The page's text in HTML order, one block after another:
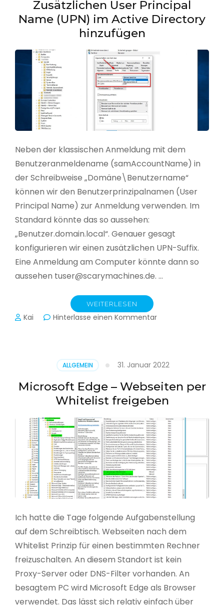
Zusätzlichen User Principal
Name (UPN) im Active Directory
hinzufügen
Neben der klassischen Anmeldung mit dem
Benutzeranmeldename (samAccountName) in
der Schreibweise „Domäne\Benutzername“
können wir den Benutzerprinzipalnamen (User
Principal Name) zur Anmeldung verwenden. Im
Standard könnte das so aussehen:
„Benutzer.domain.local“. Genauer gesagt
konfigurieren wir einen zusätzlichen UPN-Suffix.
Eine Anmeldung am Computer könnte dann so
aussehen tuser@scarymachines.de. …
WEITERLESEN
Kai Hinterlasse einen Kommentarzu
(UPN)
im
Active
Directory
ALLGEMEIN 31. Januar 2022
Microsoft Edge – Webseiten per
Whitelist freigeben
Ich hatte die Tage folgende Aufgabenstellung
auf dem Schreibtisch. Webseiten nach dem
Whitelist Prinzip für einen bestimmten Rechner
freizuschalten. An diesem Standort ist kein
Proxy-Server oder DNS-Filter vorhanden. An
besagtem PC wird Microsoft Edge als Browser
verwendet. Das lässt sich relativ einfach über